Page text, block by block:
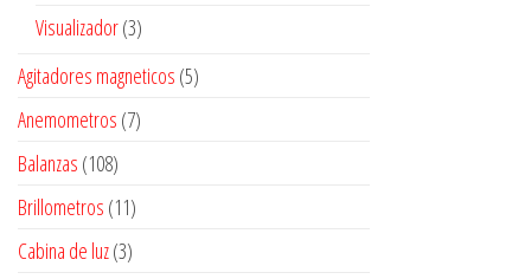
Visualizador(3)
Agitadores magneticos (5)
Anemometros (7)
Balanzas (108)
Brillometros (11)
Cabina de luz(3)